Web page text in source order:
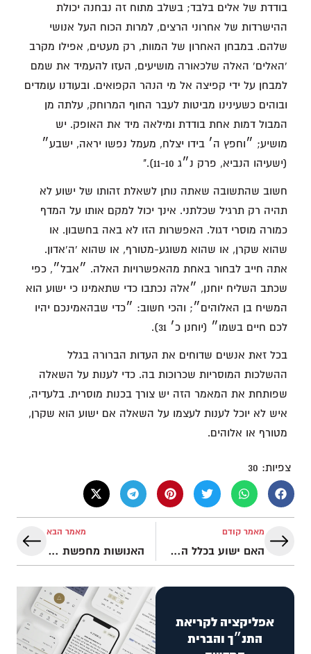
בודדת של אלים בלבד; בשלב מתוח זה נבחנה יכולת
ההישרדות של אחרוני הרצים, למרות הכוח העל אנושי
שלהם. במבחן האחרון של המוות, רק מעטים, אפילו מקרב
'האלים' האלה שלכאורה מושיעים, העזו להעמיד את שמם
למבחן על ידי קפיצה אל מי הנהר הקפואים. ובעודנו עומדים
ובוהים כשעינינו מביטות לעבר החוף המרוחק, עלתה מן
המבול דמות אחת בודדת ומילאה מיד את האופק. יש
מושיע; ״וחפץ ה׳ בידו יצלח, מעמל נפשו יראה, ישבע״
(ישעיהו הנביא, פרק נ״ג 11-10)."
חשוב שהתשובה שאתה נותן לשאלת זהותו של ישוע לא
תהיה רק תרגיל שכלתני. אינך יכול למקם אותו על המדף
כמורה מוסרי דגול. האפשרות הזו לא באה בחשבון. או
שהוא שקרן, או שהוא משוגע-מטורף, או שהוא 'ה'אדון.
אתה חייב לבחור באחת מהאפשרויות האלה. ״אבל״, כפי
שכתב השליח יוחנן, ״אלה נכתבו כדי שתאמינו כי ישוע הוא
המשיח בן האלוהים״; והכי חשוב: ״כדי שבהאמינכם יהיו
לכם חיים בשמו״ (יוחנן כ׳ 31).
בכל זאת אנשים שדוחים את העדות הברורה בגלל
ההשלכות המוסריות שכרוכות בה. כדי לענות על השאלה
שפותחת את המאמר הזה יש צורך בכנות מוסרית. בלעדיה,
איש לא יוכל לענות לעצמו על השאלה אם ישוע הוא שקרן,
מטורף או אלוהים.
צפיות: 30
מאמר קודם
האם ישוע בכלל היה קיים?
מאמר הבא
האנושות מחפשת רוחניות
אפליקציה לקריאת
התנ״ך והברית